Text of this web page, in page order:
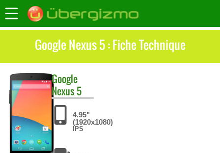
Google Nexus 5 : Fiche Technique
Google
Nexus 5
4.95"
(1920x1080)
IPS